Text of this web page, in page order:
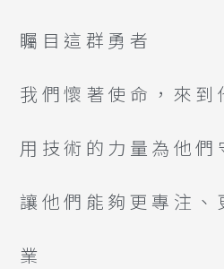
矚目這群勇者
我們懷著使命，來到
用技術的力量為他們
讓他們能夠更專注、
業